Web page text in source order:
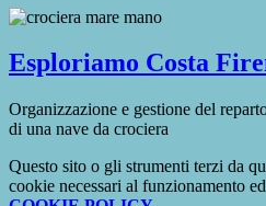
Esploriamo Costa
Organizzazione e gestione del
di una nave da crociera
Questo sito o gli strumenti terzi da
cookie necessari al funzionamento